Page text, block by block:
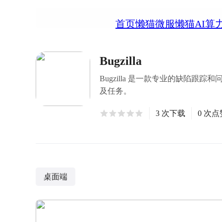
首页懒猫微服懒猫AI算
Bugzilla
Bugzilla 是一款专业的缺陷跟踪和
及任务。
3 次下载 0 次点
桌面端